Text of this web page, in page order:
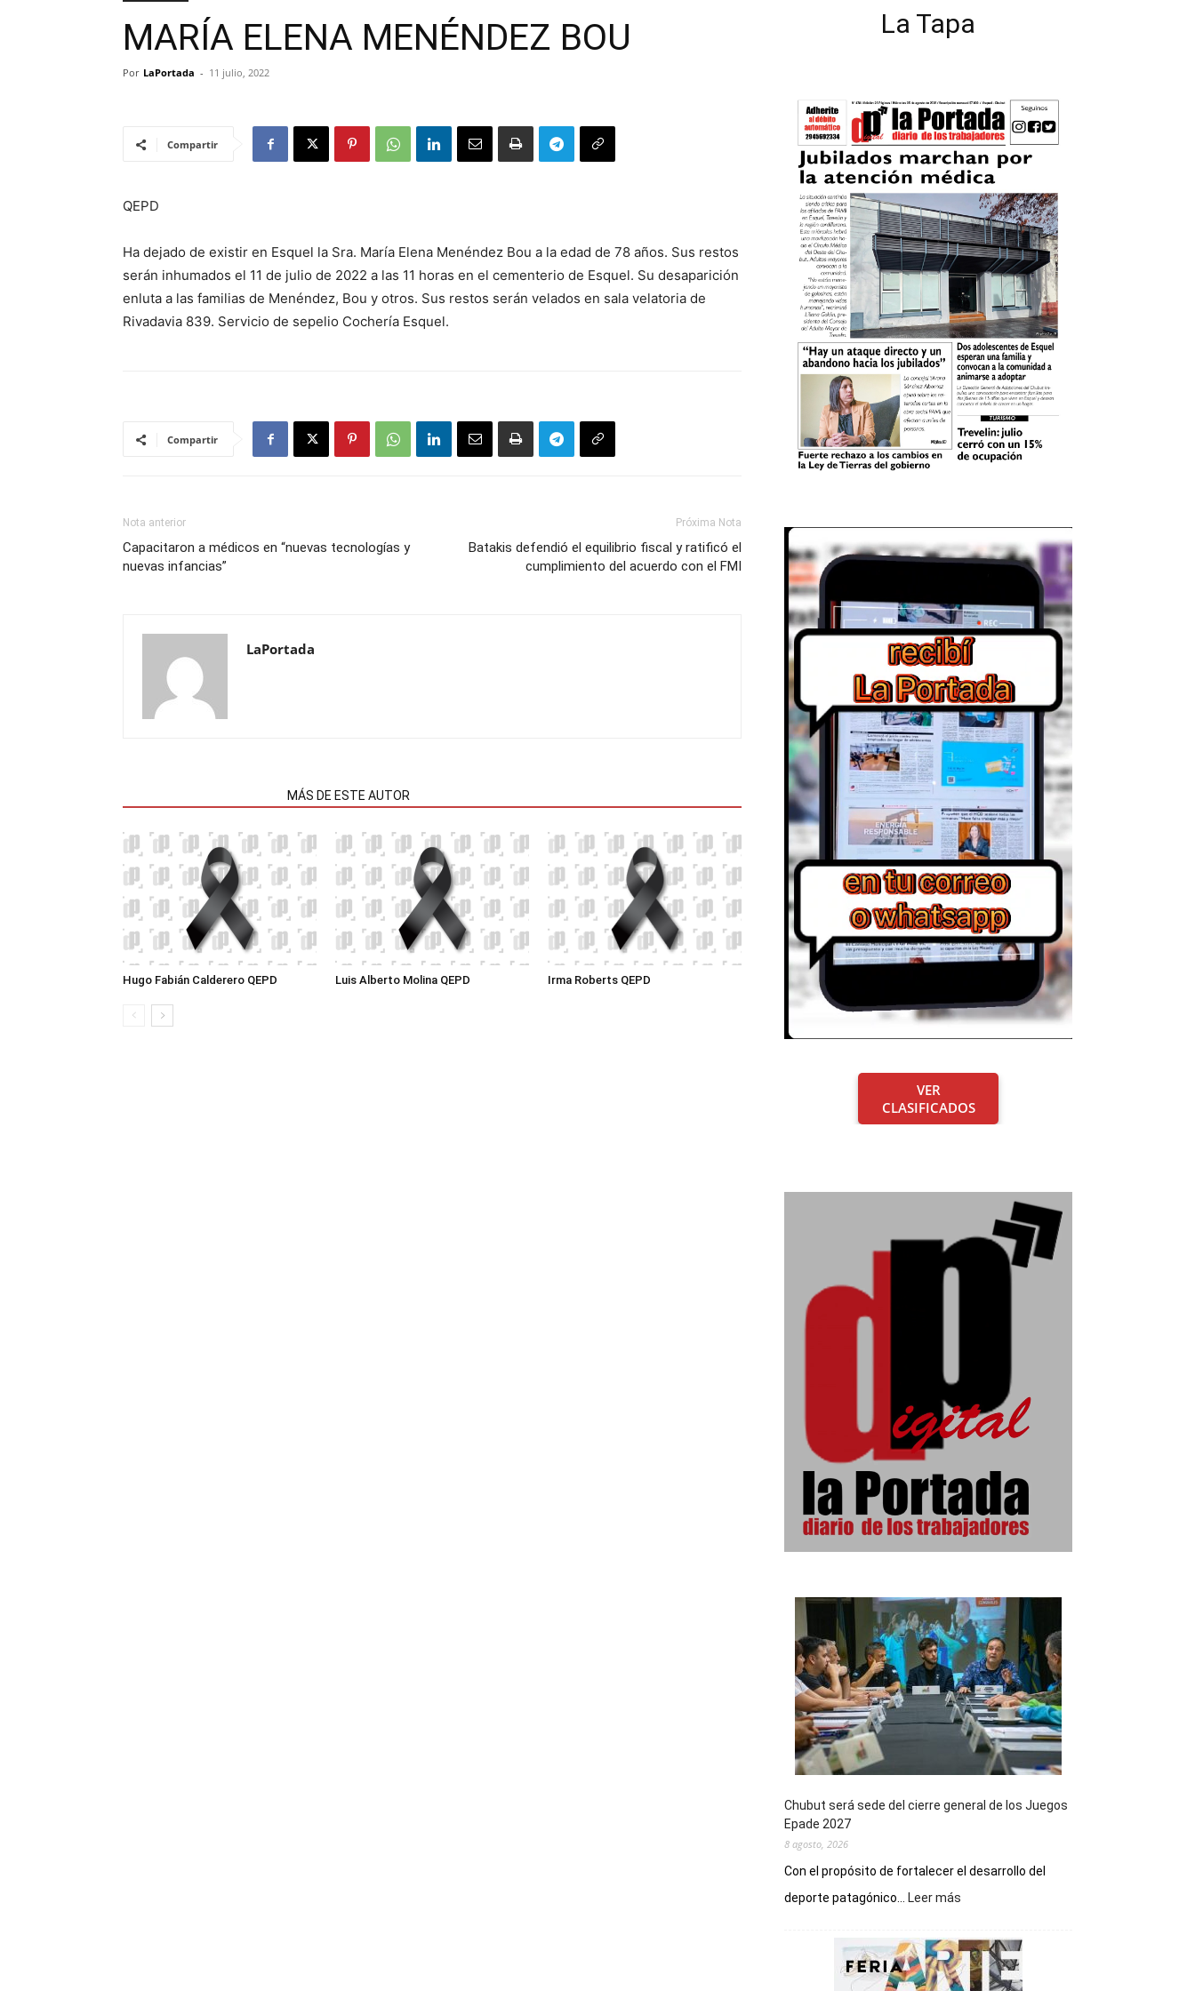
MARÍA ELENA MENÉNDEZ BOU
Por LaPortada - 11 julio, 2022
Compartir
QEPD
Ha dejado de existir en Esquel la Sra. María Elena Menéndez Bou a la edad de 78 años. Sus restos
serán inhumados el 11 de julio de 2022 a las 11 horas en el cementerio de Esquel. Su desaparición
enluta a las familias de Menéndez, Bou y otros. Sus restos serán velados en sala velatoria de
Rivadavia 839. Servicio de sepelio Cochería Esquel.
Compartir
Nota anterior
Capacitaron a médicos en “nuevas tecnologías y
nuevas infancias”
Próxima Nota
Batakis defendió el equilibrio fiscal y ratificó el
cumplimiento del acuerdo con el FMI
LaPortada
MÁS DE ESTE AUTOR
Hugo Fabián Calderero QEPD Luis Alberto Molina QEPD Irma Roberts QEPD
La Tapa
VER
CLASIFICADOS
Chubut será sede del cierre general de los Juegos
Epade 2027
8 agosto, 2026
Con el propósito de fortalecer el desarrollo del
deporte patagónico...
Leer más
sede
del